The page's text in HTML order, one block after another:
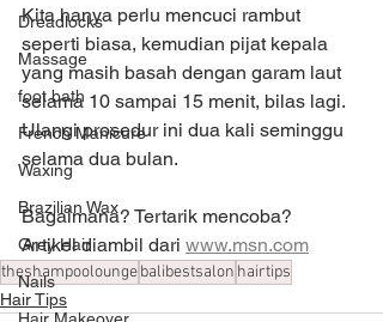
Dreadlocks
Massage
foot bath
French Manicure
Waxing
Brazilian Wax
Grey Hair
Nails
Kita hanya perlu mencuci rambut
seperti biasa, kemudian pijat kepala
yang masih basah dengan garam laut
selama 10 sampai 15 menit, bilas lagi.
Ulangi prosedur ini dua kali seminggu
selama dua bulan.
Bagaimana? Tertarik mencoba?
Artikel diambil dari www.msn.com
theshampooloungebalibestsalon hairtips
Hair Tips